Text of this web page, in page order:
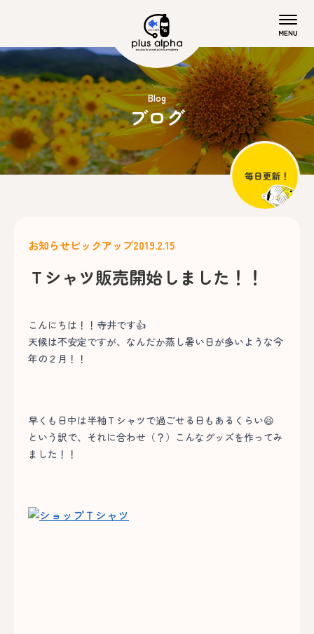
Blog
ブログ
お知らせピックアップ2019.2.15
Ｔシャツ販売開始しました！！
こんにちは！！寺井です👍
天候は不安定ですが、なんだか蒸し暑い日が多いような今
年の２月！！
早くも日中は半袖Ｔシャツで過ごせる日もあるくらい😆
という訳で、それに合わせ（？）こんなグッズを作ってみ
ました！！